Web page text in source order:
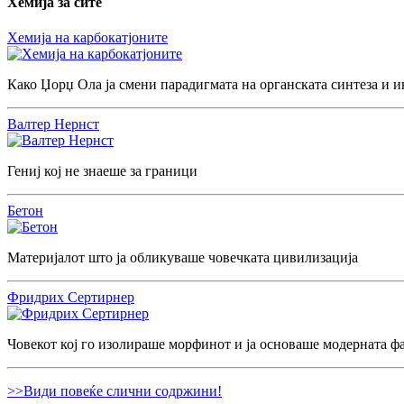
Хемија на карбокатјоните
Како Џорџ Ола ја смени парадигмата на органската синтеза и
Валтер Нернст
Гениј кој не знаеше за граници
Бетон
Материјалот што ја обликуваше човечката цивилизација
Фридрих Сертирнер
Човекот кој го изолираше морфинот и ја основаше модерната
>>Види повеќе слични содржини!